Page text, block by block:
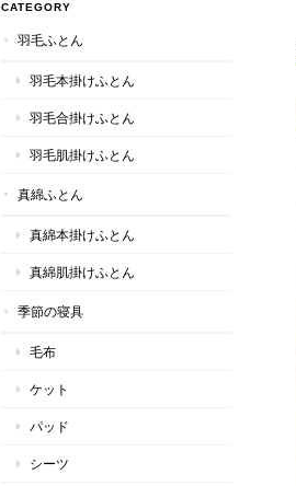
CATEGORY
羽毛ふとん
羽毛本掛けふとん
羽毛合掛けふとん
羽毛肌掛けふとん
真綿ふとん
真綿本掛けふとん
真綿肌掛けふとん
季節の寝具
毛布
ケット
パッド
シーツ